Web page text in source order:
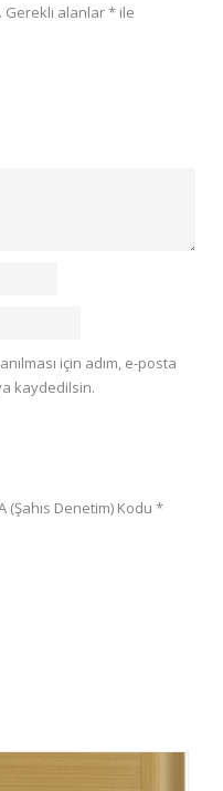
Gerekli alanlar* ile
için adım, e-posta
kaydedilsin.
(Şahıs Denetim) Kodu *